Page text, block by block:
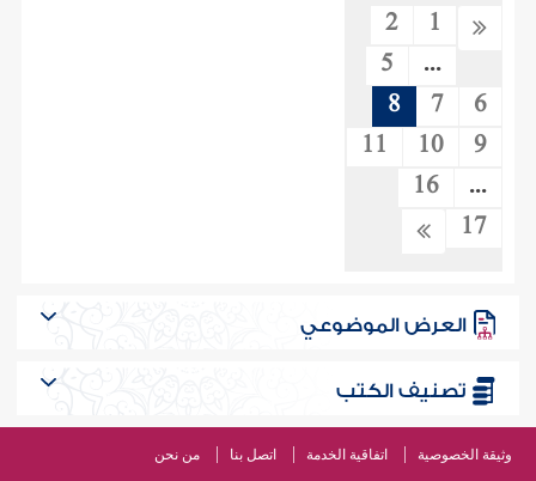
1
2
...
5
6
7
8
9
10
11
...
16
17
العرض الموضوعي
تصنيف الكتب
وثيقة الخصوصية اتفاقية الخدمة اتصل بنا من نحن